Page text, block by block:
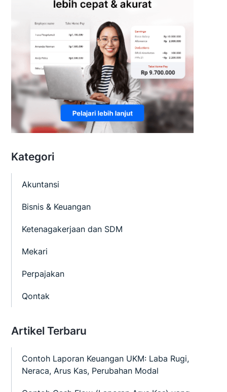
Kategori
Akuntansi
Bisnis & Keuangan
Ketenagakerjaan dan SDM
Mekari
Perpajakan
Qontak
Artikel Terbaru
Contoh Laporan Keuangan UKM: Laba Rugi,
Neraca, Arus Kas, Perubahan Modal